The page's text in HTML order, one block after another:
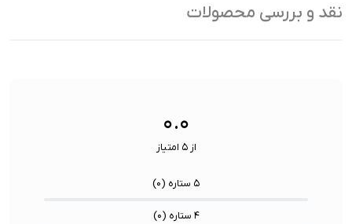
ظرفیت:
نقد و بررسی محصولات
۰.۰
از ۵ امتیاز
۵ ستاره ( ۰)
۴ ستاره ( ۰)